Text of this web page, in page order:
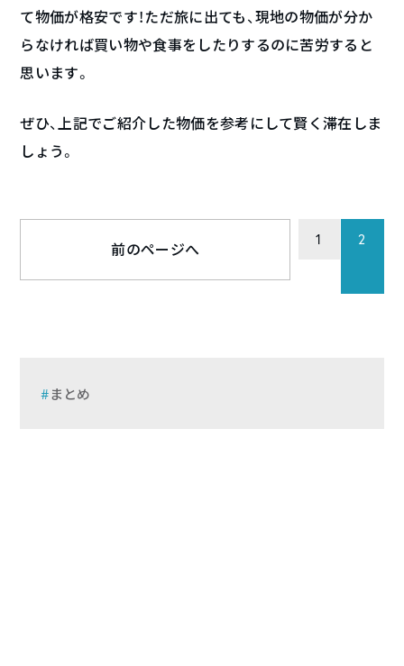
て物価が格安です！ただ旅に出ても、現地の物価が分か
らなければ買い物や食事をしたりするのに苦労すると
思います。
ぜひ、上記でご紹介した物価を参考にして賢く滞在しま
しょう。
前のページへ
1 2
まとめ